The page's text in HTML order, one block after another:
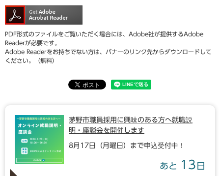
PDF形式のファイルをご覧いただく場合には、Adobe社が提供するAdobe
Readerが必要です。
Adobe Readerをお持ちでない方は、バナーのリンク先からダウンロードして
ください。（無料）
茅野市職員採用に興味のある方へ就職説
明・座談会を開催します
8月17日（月曜日）まで申込受付中！
あと 13 日